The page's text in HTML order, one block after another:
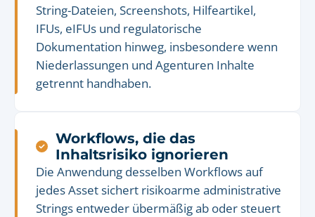
String-Dateien, Screenshots, Hilfeartikel,
IFUs, eIFUs und regulatorische
Dokumentation hinweg, insbesondere wenn
Niederlassungen und Agenturen Inhalte
getrennt handhaben.
Workflows, die das
Inhaltsrisiko ignorieren
Die Anwendung desselben Workflows auf
jedes Asset sichert risikoarme administrative
Strings entweder übermäßig ab oder steuert